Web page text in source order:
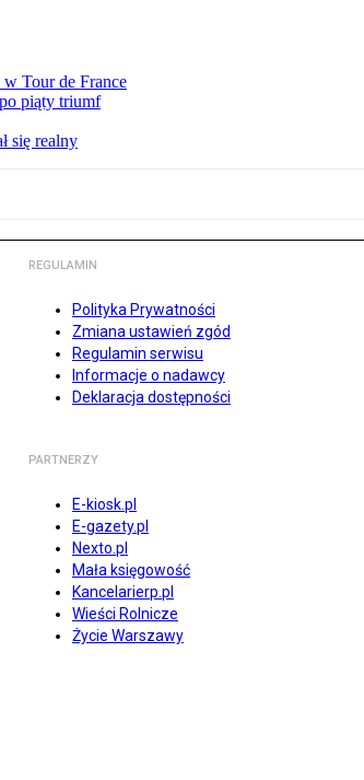
w Tour de France
piąty triumf
się realny
REGULAMIN
Polityka Prywatności
Zmiana ustawień zgód
Regulamin serwisu
Informacje o nadawcy
Deklaracja dostępności
PARTNERZY
E-kiosk.pl
E-gazety.pl
Nexto.pl
Mała księgowość
Kancelarierp.pl
Wieści Rolnicze
Życie Warszawy